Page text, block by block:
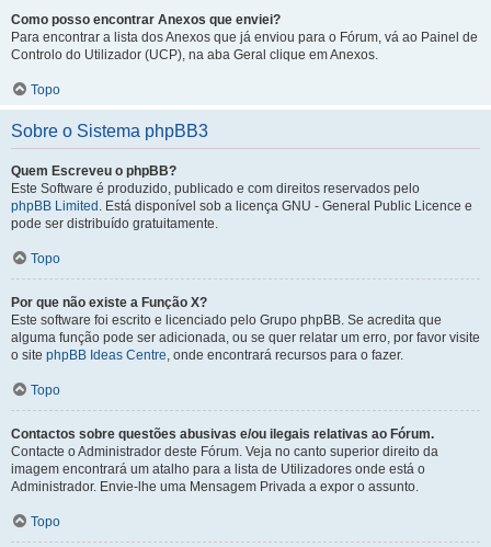
Como posso encontrar Anexos que enviei?
Para encontrar a lista dos Anexos que já enviou para o Fórum, vá ao Painel de
Controlo do Utilizador (UCP), na aba Geral clique em Anexos.
Topo
Sobre o Sistema phpBB3
Quem Escreveu o phpBB?
Este Software é produzido, publicado e com direitos reservados pelo
phpBB Limited . Está disponível sob a licença GNU - General Public Licence e
pode ser distribuído gratuitamente.
Topo
Por que não existe a Função X?
Este software foi escrito e licenciado pelo Grupo phpBB. Se acredita que
alguma função pode ser adicionada, ou se quer relatar um erro, por favor visite
o site phpBB Ideas Centre, onde encontrará recursos para o fazer.
Topo
Contactos sobre questões abusivas e/ou ilegais relativas ao Fórum.
Contacte o Administrador deste Fórum. Veja no canto superior direito da
imagem encontrará um atalho para a lista de Utilizadores onde está o
Administrador. Envie-lhe uma Mensagem Privada a expor o assunto.
Topo